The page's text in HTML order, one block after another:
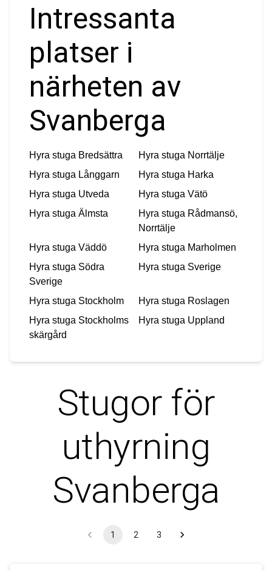
Intressanta
platser i
närheten av
Svanberga
Hyra stuga Bredsättra Hyra stuga Norrtälje
Hyra stuga Långgarn Hyra stuga Harka
Hyra stuga Utveda Hyra stuga Vätö
Hyra stuga Älmsta Hyra stuga Rådmansö,
Norrtälje
Hyra stuga Väddö Hyra stuga Marholmen
Hyra stuga Södra
Sverige
Hyra stuga Sverige
Hyra stuga Stockholm Hyra stuga Roslagen
Hyra stuga Stockholms
skärgård
Hyra stuga Uppland
Stugor för
uthyrning
Svanberga
1 2 3